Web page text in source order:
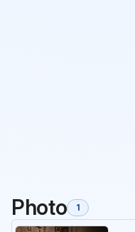
Photo 1